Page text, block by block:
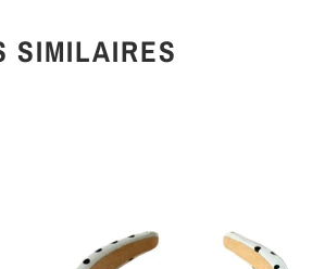
SIMILAIRES